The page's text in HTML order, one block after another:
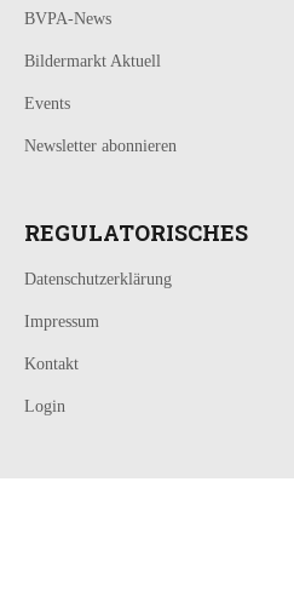
BVPA-News
Bildermarkt Aktuell
Events
Newsletter abonnieren
REGULATORISCHES
Datenschutzerklärung
Impressum
Kontakt
Login